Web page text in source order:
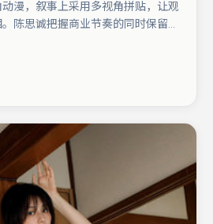
漫，叙事上采用多视角拼贴，让观
陈思诚把握商业节奏的同时保留人
色动机前后呼应，适合喜欢抠台词
度较高，适合周末一口气追完。